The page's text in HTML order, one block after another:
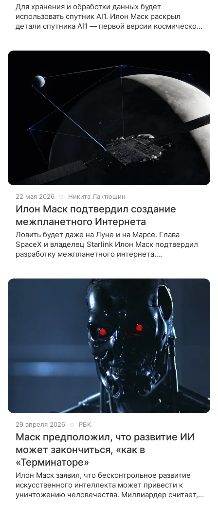
Для хранения и обработки данных будет
использовать спутник AI1. Илон Маск раскрыл
детали спутника AI1 — первой версии космического
22 мая 2026 Никита Лактюшин
Илон Маск подтвердил создание
межпланетного Интернета
Ловить будет даже на Луне и на Марсе. Глава
SpaceX и владелец Starlink Илон Маск подтвердил
разработку межпланетного интернета.
29 апреля 2026 РБК
Маск предположил, что развитие ИИ
может закончиться, «как в
«Терминаторе»
Илон Маск заявил, что бесконтрольное развитие
искусственного интеллекта может привести к
уничтожению человечества. Миллиардер считает,